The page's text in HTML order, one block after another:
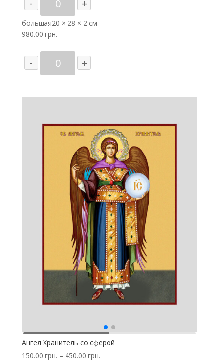
-
товара
Ангел
Хранитель
Иосифа
Муньосы
+
большая20 × 28 × 2 см
980.00 грн.
-
Количество
товара
+
Ангел Хранитель со сферой
150.00 грн. – 450.00 грн.